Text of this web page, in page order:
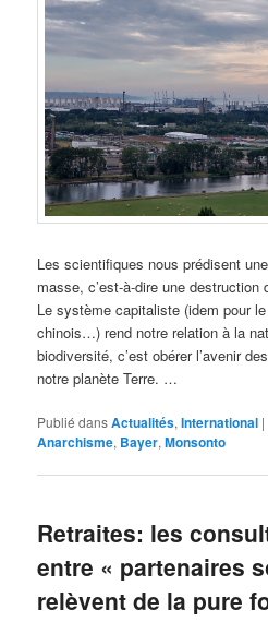
Les scientifiques nous prédisent
masse, c’est-à-dire une
Le système capitaliste (idem pour
chinois…) rend notre relation à la
biodiversité, c’est obérer l’avenir
notre planète Terre. …
Publié dansActualités,International |
Anarchisme, Bayer,Monsonto
Retraites: les
entre « partenaires
relèvent de la pure